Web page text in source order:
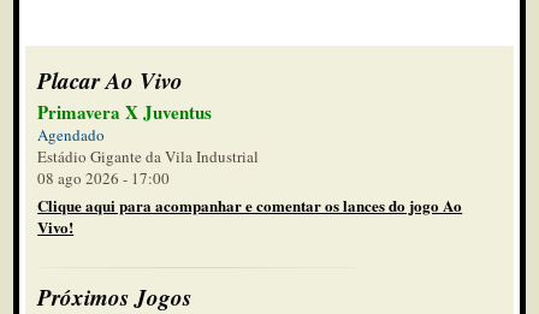
Placar Ao Vivo
Primavera X Juventus
Agendado
Estádio Gigante da Vila Industrial
08 ago 2026 - 17:00
Clique aqui para acompanhar e comentar os lances do jogo Ao
Vivo!
Próximos Jogos